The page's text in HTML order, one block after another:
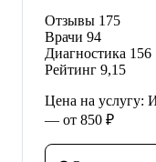
Отзывы 175
Врачи 94
Диагностика 156
Рейтинг 9,15
Цена на услугу:
— от 850 ₽